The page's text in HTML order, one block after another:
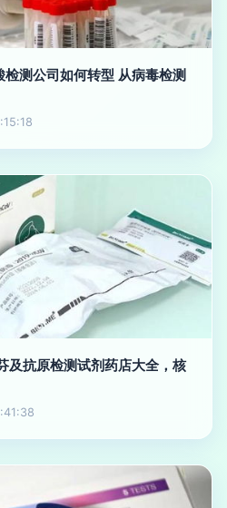
测公司如何转型 从病毒检测
及抗原检测试剂药店大全，核